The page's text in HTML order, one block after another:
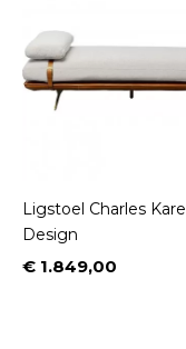
Ligstoel Charles Kare
Design
Prijs
€ 1.849,00